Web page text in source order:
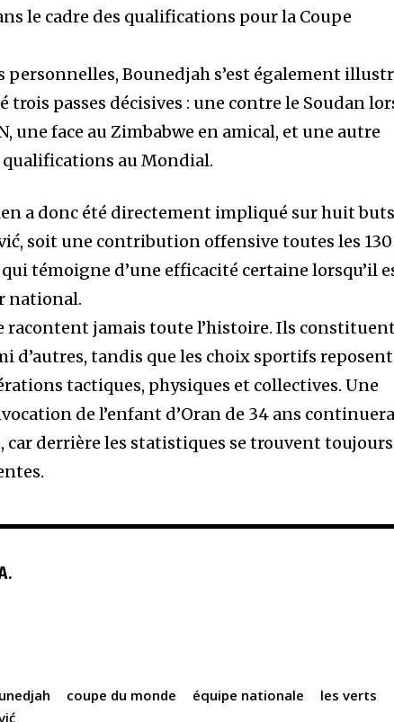
le cadre des qualifications pour la Coupe
personnelles, Bounedjah s’est également
trois passes décisives : une contre le Soudan
une face au Zimbabwe en amical, et une autre
qualifications au Mondial.
a donc été directement impliqué sur huit buts
soit une contribution offensive toutes les 130
témoigne d’une efficacité certaine lorsqu’il
national.
racontent jamais toute l’histoire. Ils
d’autres, tandis que les choix sportifs reposent
tactiques, physiques et collectives. Une
de l’enfant d’Oran de 34 ans continuera
car derrière les statistiques se trouvent toujours
coupe du monde équipe nationale
les verts